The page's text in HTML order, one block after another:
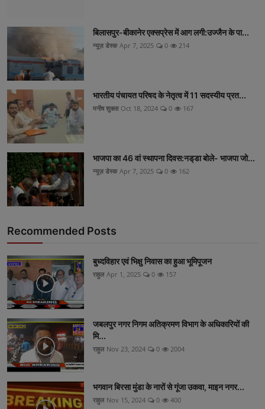
बिलासपुर-बीकानेर एक्सप्रेस में आग लगी:उज्जैन के पा...
न्यूज़ डेस्क Apr 7, 2025 0 214
भारतीय पंचायत परिषद के नेतृत्व में 11 सदस्यीय प्रत...
मनीष शुक्ला Oct 18, 2024 0 167
भाजपा का 46 वां स्थापना दिवस:नड्‌डा बोले- भाजपा जो...
न्यूज़ डेस्क Apr 7, 2025 0 162
Recommended Posts
बुध्दविहार एवं भिक्षु निवास का हुआ भूमिपूजन
राहुल Apr 1, 2025 0 157
जबलपुर नगर निगम अतिक्रमण विभाग के अधिकारियों की
मि...
राहुल Nov 23, 2024 0 2004
भगवान बिरसा मुंडा के नारों से गूंजा उकवा, माइन नगर...
राहुल Nov 15, 2024 0 400